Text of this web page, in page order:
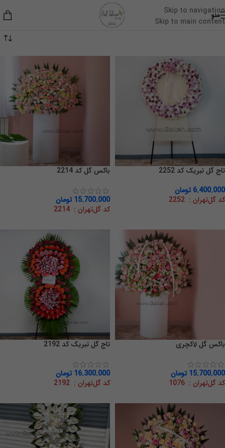
Skip to navigation
Skip to main content
منو
تاج گل تبریک کد 2252
6.400.000 تومان
کد گل‌تهران : 2252
باکس گل کد 2214
15.700.000 تومان
کد گل‌تهران : 2214
باکس گل لاکچری
15.700.000 تومان
کد گل‌تهران : 1076
تاج گل تبریک کد 2192
16.300.000 تومان
کد گل‌تهران : 2192